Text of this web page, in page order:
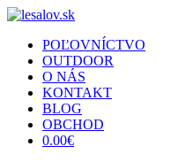
POĽOVNÍCTVO
OUTDOOR
O NÁS
KONTAKT
BLOG
OBCHOD
0.00€